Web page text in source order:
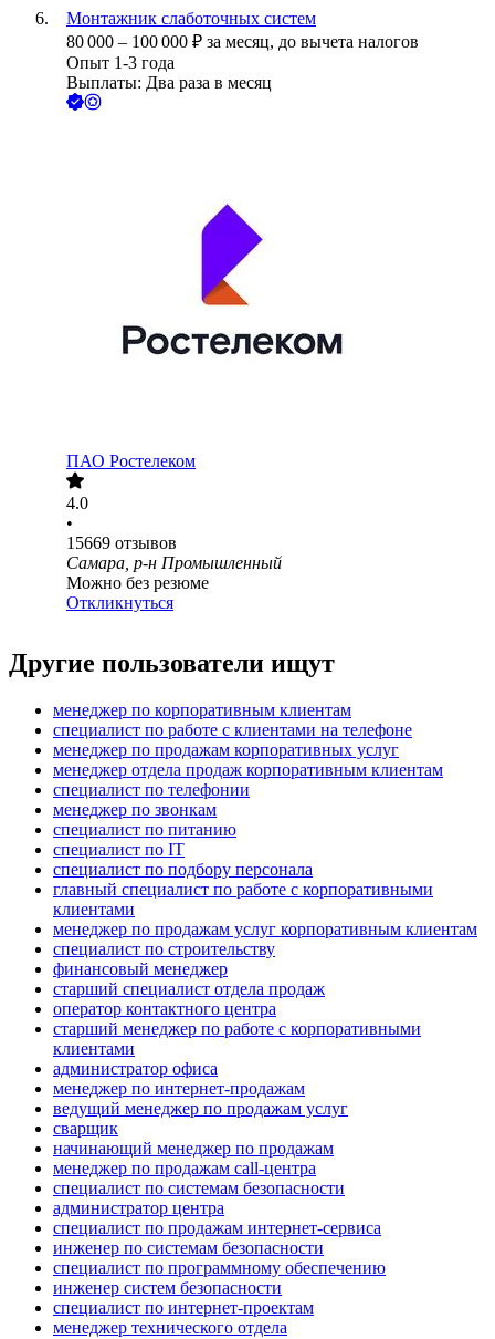
Монтажник слаботочных систем
80 000 – 100 000 ₽ за месяц, до вычета налогов
Опыт 1-3 года
Выплаты: Два раза в месяц
ПАО Ростелеком
4.0
•
15669 отзывов
Самара, р-н Промышленный
Можно без резюме
Откликнуться
Другие пользователи ищут
менеджер по корпоративным клиентам
специалист по работе с клиентами на телефоне
менеджер по продажам корпоративных услуг
менеджер отдела продаж корпоративным клиентам
специалист по телефонии
менеджер по звонкам
специалист по питанию
специалист по IT
специалист по подбору персонала
главный специалист по работе с корпоративными
клиентами
менеджер по продажам услуг корпоративным клиентам
специалист по строительству
финансовый менеджер
старший специалист отдела продаж
оператор контактного центра
старший менеджер по работе с корпоративными
клиентами
администратор офиса
менеджер по интернет-продажам
ведущий менеджер по продажам услуг
сварщик
начинающий менеджер по продажам
менеджер по продажам call-центра
специалист по системам безопасности
администратор центра
специалист по продажам интернет-сервиса
инженер по системам безопасности
специалист по программному обеспечению
инженер систем безопасности
специалист по интернет-проектам
менеджер технического отдела